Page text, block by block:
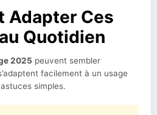
Adapter Ces
Quotidien
2025 peuvent sembler
facilement à un usage
simples.